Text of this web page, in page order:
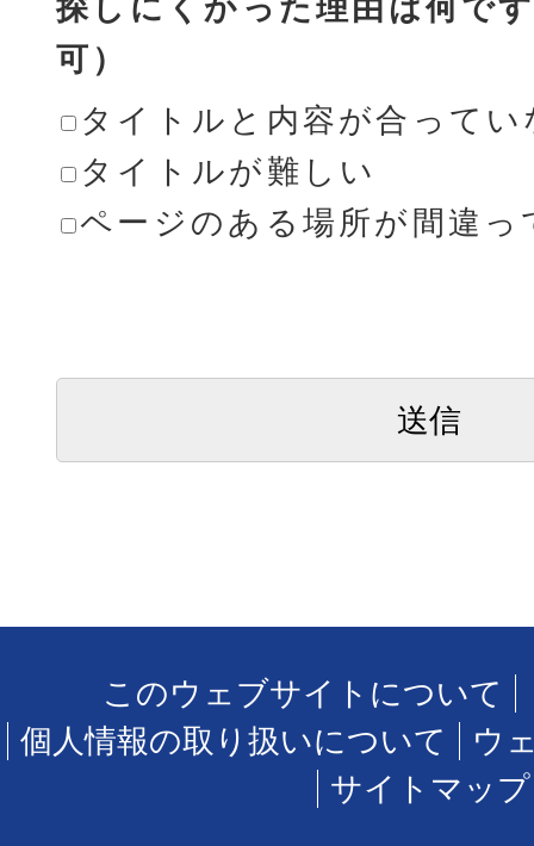
探しにくかった理由は何で
可）
タイトルと内容が合ってい
タイトルが難しい
ページのある場所が間違っ
このウェブサイトについて
個人情報の取り扱いについて
ウ
サイトマップ